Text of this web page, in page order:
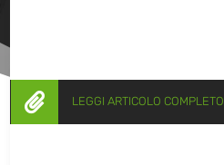
 LEGGI ARTICOLO COMPLETO